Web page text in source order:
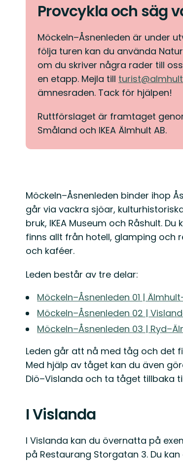
Provcykla och säg
Möckeln–Åsnenleden är under
följa turen kan du använda
om du skriver några rader till
en etapp. Mejla till
ämnesraden. Tack för hjälpen!
Ruttförslaget är framtaget
Småland och IKEA Älmhult AB.
Beskrivning
Möckeln–Åsnenleden binder ihop
går via vackra sjöar,
bruk, IKEA Museum och Råshult.
finns allt från hotell, glamping och
och kaféer.
Leden består av tre delar:
Möckeln–Åsnenleden 01 |
Möckeln–Åsnenleden 02 |
Möckeln–Åsnenleden 03 |
Leden går att nå med tåg och det
Med hjälp av tåget kan du även
Diö–Vislanda och ta tåget tillbaka
I Vislanda
I Vislanda kan du övernatta på
på Restaurang Storgatan 3. Du